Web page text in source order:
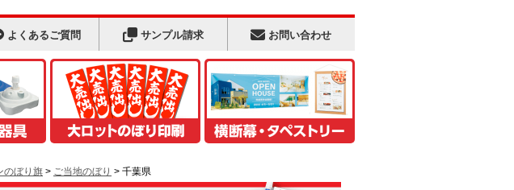
よくあるご質問 サンプル請求 お問い合わせ
のぼり旗 > ご当地のぼり > 千葉県